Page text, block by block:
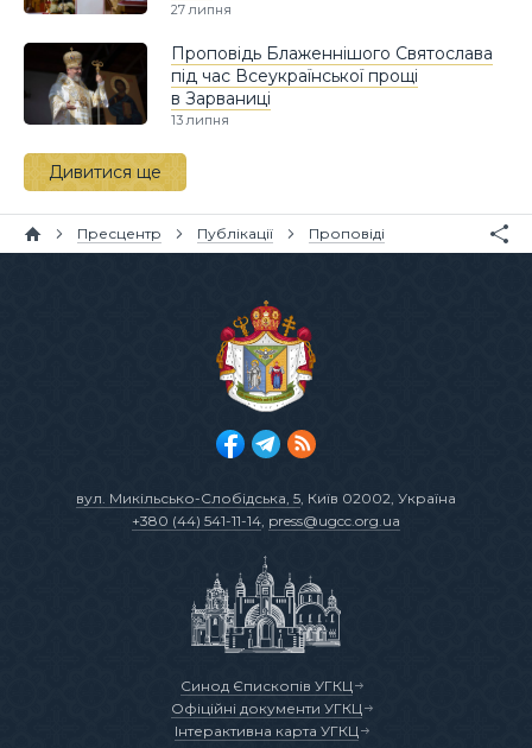
27 липня
Проповідь Блаженнішого Святослава
під час Всеукраїнської прощі
в Зарваниці
13 липня
Дивитися ще
Пресцентр Публікації Проповіді
вул. Микільсько-Слобідська, 5, Київ 02002, Україна
+380 (44) 541-11-14, press@ugcc.org.ua
Синод Єпископів УГКЦ
Офіційні документи УГКЦ
Інтерактивна карта УГКЦ